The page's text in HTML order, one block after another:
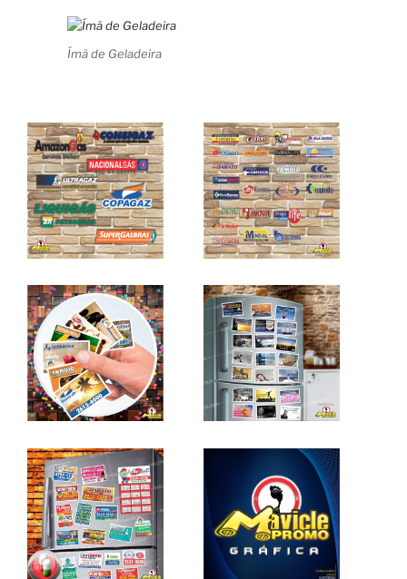
Ímã de Geladeira